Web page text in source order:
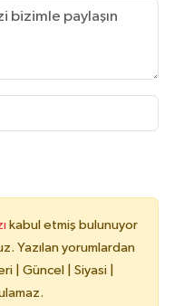
kabul etmiş bulunuyor
Yazılan yorumlardan
| Güncel | Siyasi |